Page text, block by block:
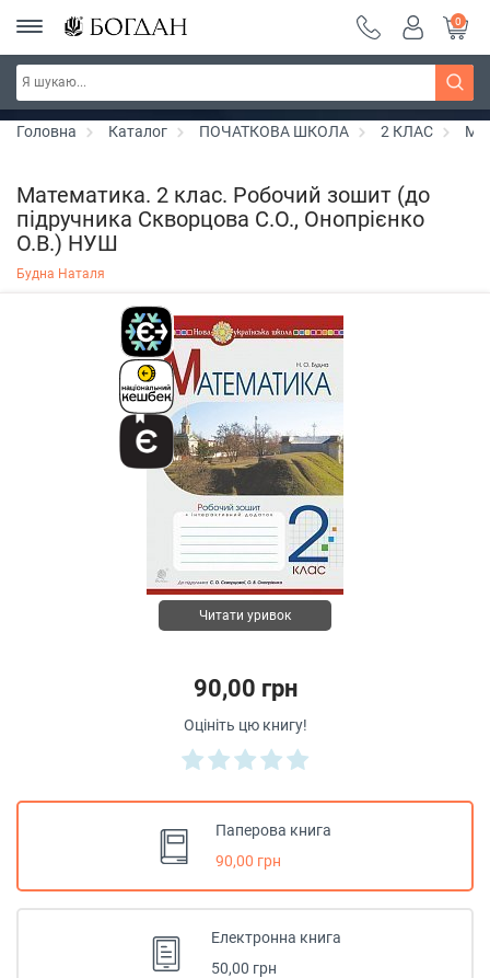
РОЗПРОДАЖ ~ 150 грн ~ 200 грн ~ 250 грн ~
300 грн ~ РОЗПРОДАЖ
Дізнатись більше
0
Головна Каталог ПОЧАТКОВА ШКОЛА 2 КЛАС
Математика. 2 клас. Робочий зошит (до
підручника Скворцова С.О., Онопрієнко
О.В.) НУШ
Будна Наталя
Читати уривок
90,00 грн
Оцініть цю книгу!
Паперова книга
90,00 грн
Електронна книга
50,00 грн